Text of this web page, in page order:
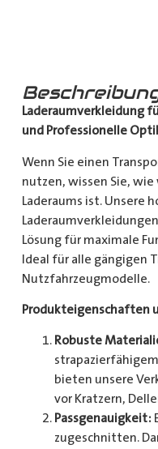
Laderaumverkleidung
und Professionelle
Wenn Sie einen
nutzen, wissen Sie,
Laderaums ist. Unsere
Lösung für maximale
Ideal für alle gängigen
Nutzfahrzeugmodelle.
Produkteigenschaften
Robuste
bieten unsere
vor Kratzern,
Passgenauigkeit:
zugeschnitten.